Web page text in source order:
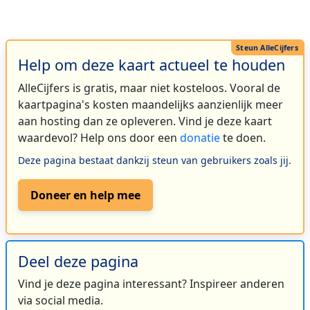
Help om deze kaart actueel te houden
AlleCijfers is gratis, maar niet kosteloos. Vooral de
kaartpagina's kosten maandelijks aanzienlijk meer
aan hosting dan ze opleveren. Vind je deze kaart
waardevol? Help ons door een donatiete doen.
Deze pagina bestaat dankzij steun van gebruikers zoals jij.
Doneer en help mee
Deel deze pagina
Vind je deze pagina interessant? Inspireer anderen
via social media.